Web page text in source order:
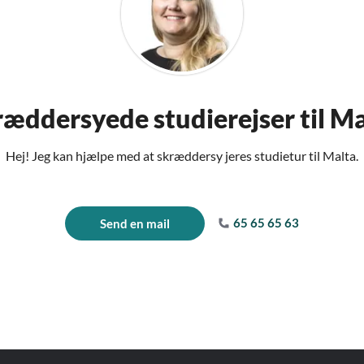
studierejser til
Hej! Jeg kan hjælpe med at skræddersy jeres studietur til Malta.
Send en mail 65 65 65 63